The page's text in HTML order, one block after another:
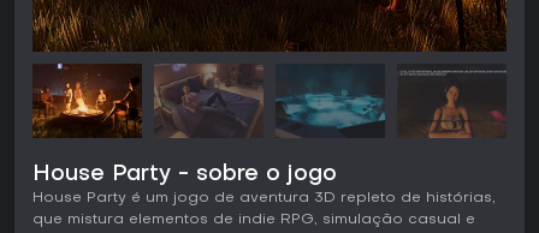
House Party - sobre o jogo
House Party é um jogo de aventura 3D repleto de histórias,
que mistura elementos de indie RPG, simulação casual e